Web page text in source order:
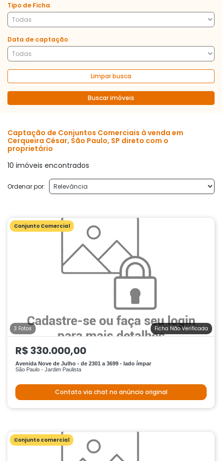
Tipo de Ficha
Data de captação
Limpar busca
Buscar imóveis
Captação de Conjuntos Comerciais à venda em
Cerqueira César, São Paulo, SP direto com o
proprietário
10 imóveis encontrados
Ordenar por:
Conjunto Comercial
3 Fotos Ficha Não Verificada
R$ 330.000,00
Avenida Nove de Julho - de 2301 a 3699 - lado ímpar
São Paulo - Jardim Paulista
Contato via chat no anúncio original
Conjunto comercial